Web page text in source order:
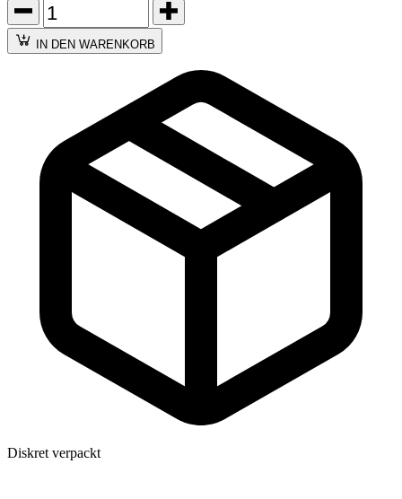
IN DEN WARENKORB
Diskret verpackt